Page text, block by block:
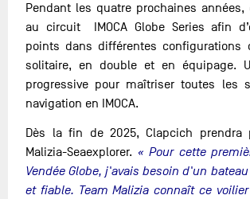
Pendant les quatre prochaines années,
au circuit IMOCA Globe Series afin
points dans différentes configurations
solitaire, en double et en équipage.
progressive pour maîtriser toutes les
navigation en IMOCA.
Dès la fin de 2025, Clapcich prendra
Malizia-Seaexplorer. « Pour cette
Vendée Globe, j'avais besoin d'un
et fiable. Team Malizia connaît ce